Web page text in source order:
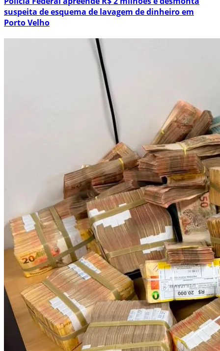
suspeita de esquema de lavagem de dinheiro em
Porto Velho